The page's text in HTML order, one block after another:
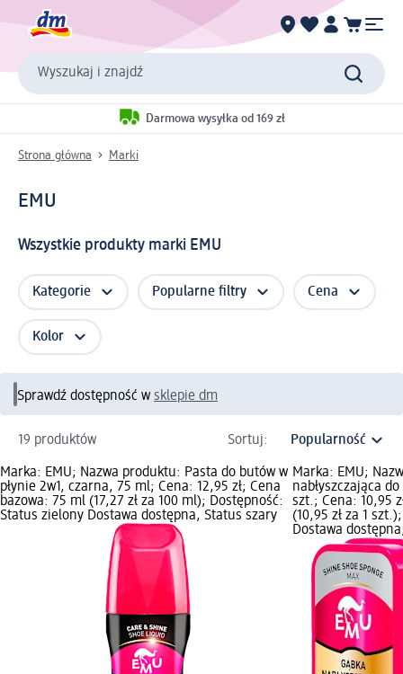
Wyszukaj i znajdź
Darmowa wysyłka od 169 zł
Strona główna Marki
EMU
Wszystkie produkty marki EMU
Kategorie Popularne filtry Cena
Kolor
Sprawdź dostępność w sklepie dm
19 produktów Sortuj:
Marka: EMU; Nazwa produktu: Pasta do butów w
płynie 2w1, czarna, 75 ml; Cena: 12,95 zł; Cena
bazowa: 75 ml (17,27 zł za 100 ml); Dostępność:
Status zielony Dostawa dostępna, Status szary
Marka: EMU;
nabłyszczająca
szt.; Cena: 10,95
(10,95 zł za 1
Dostawa